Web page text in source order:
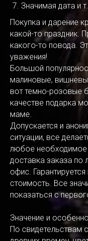
Значимая дата и
Покупка и дарение
какой-то праздник.
какого-то повода.
уважения!
Большой
малиновые,
вот темно-розовые
качестве подарка
маме.
Допускается и
ситуации, все
любое
доставка заказа по
офис.
стоимость. Все
показаться с
Значение и
По свидетельствам